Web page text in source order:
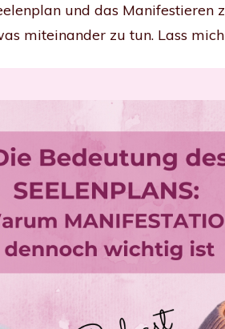
und das
miteinander zu tun. Lass